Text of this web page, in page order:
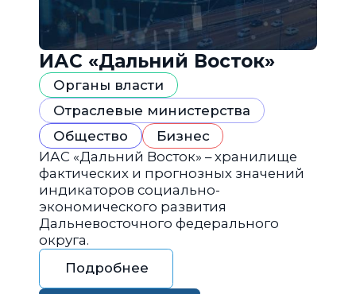
ИАС «Дальний Восток»
Органы власти
Отраслевые министерства
Общество
Бизнес
ИАС «Дальний Восток» – хранилище
фактических и прогнозных значений
индикаторов социально-
экономического развития
Дальневосточного федерального
округа.
Подробнее